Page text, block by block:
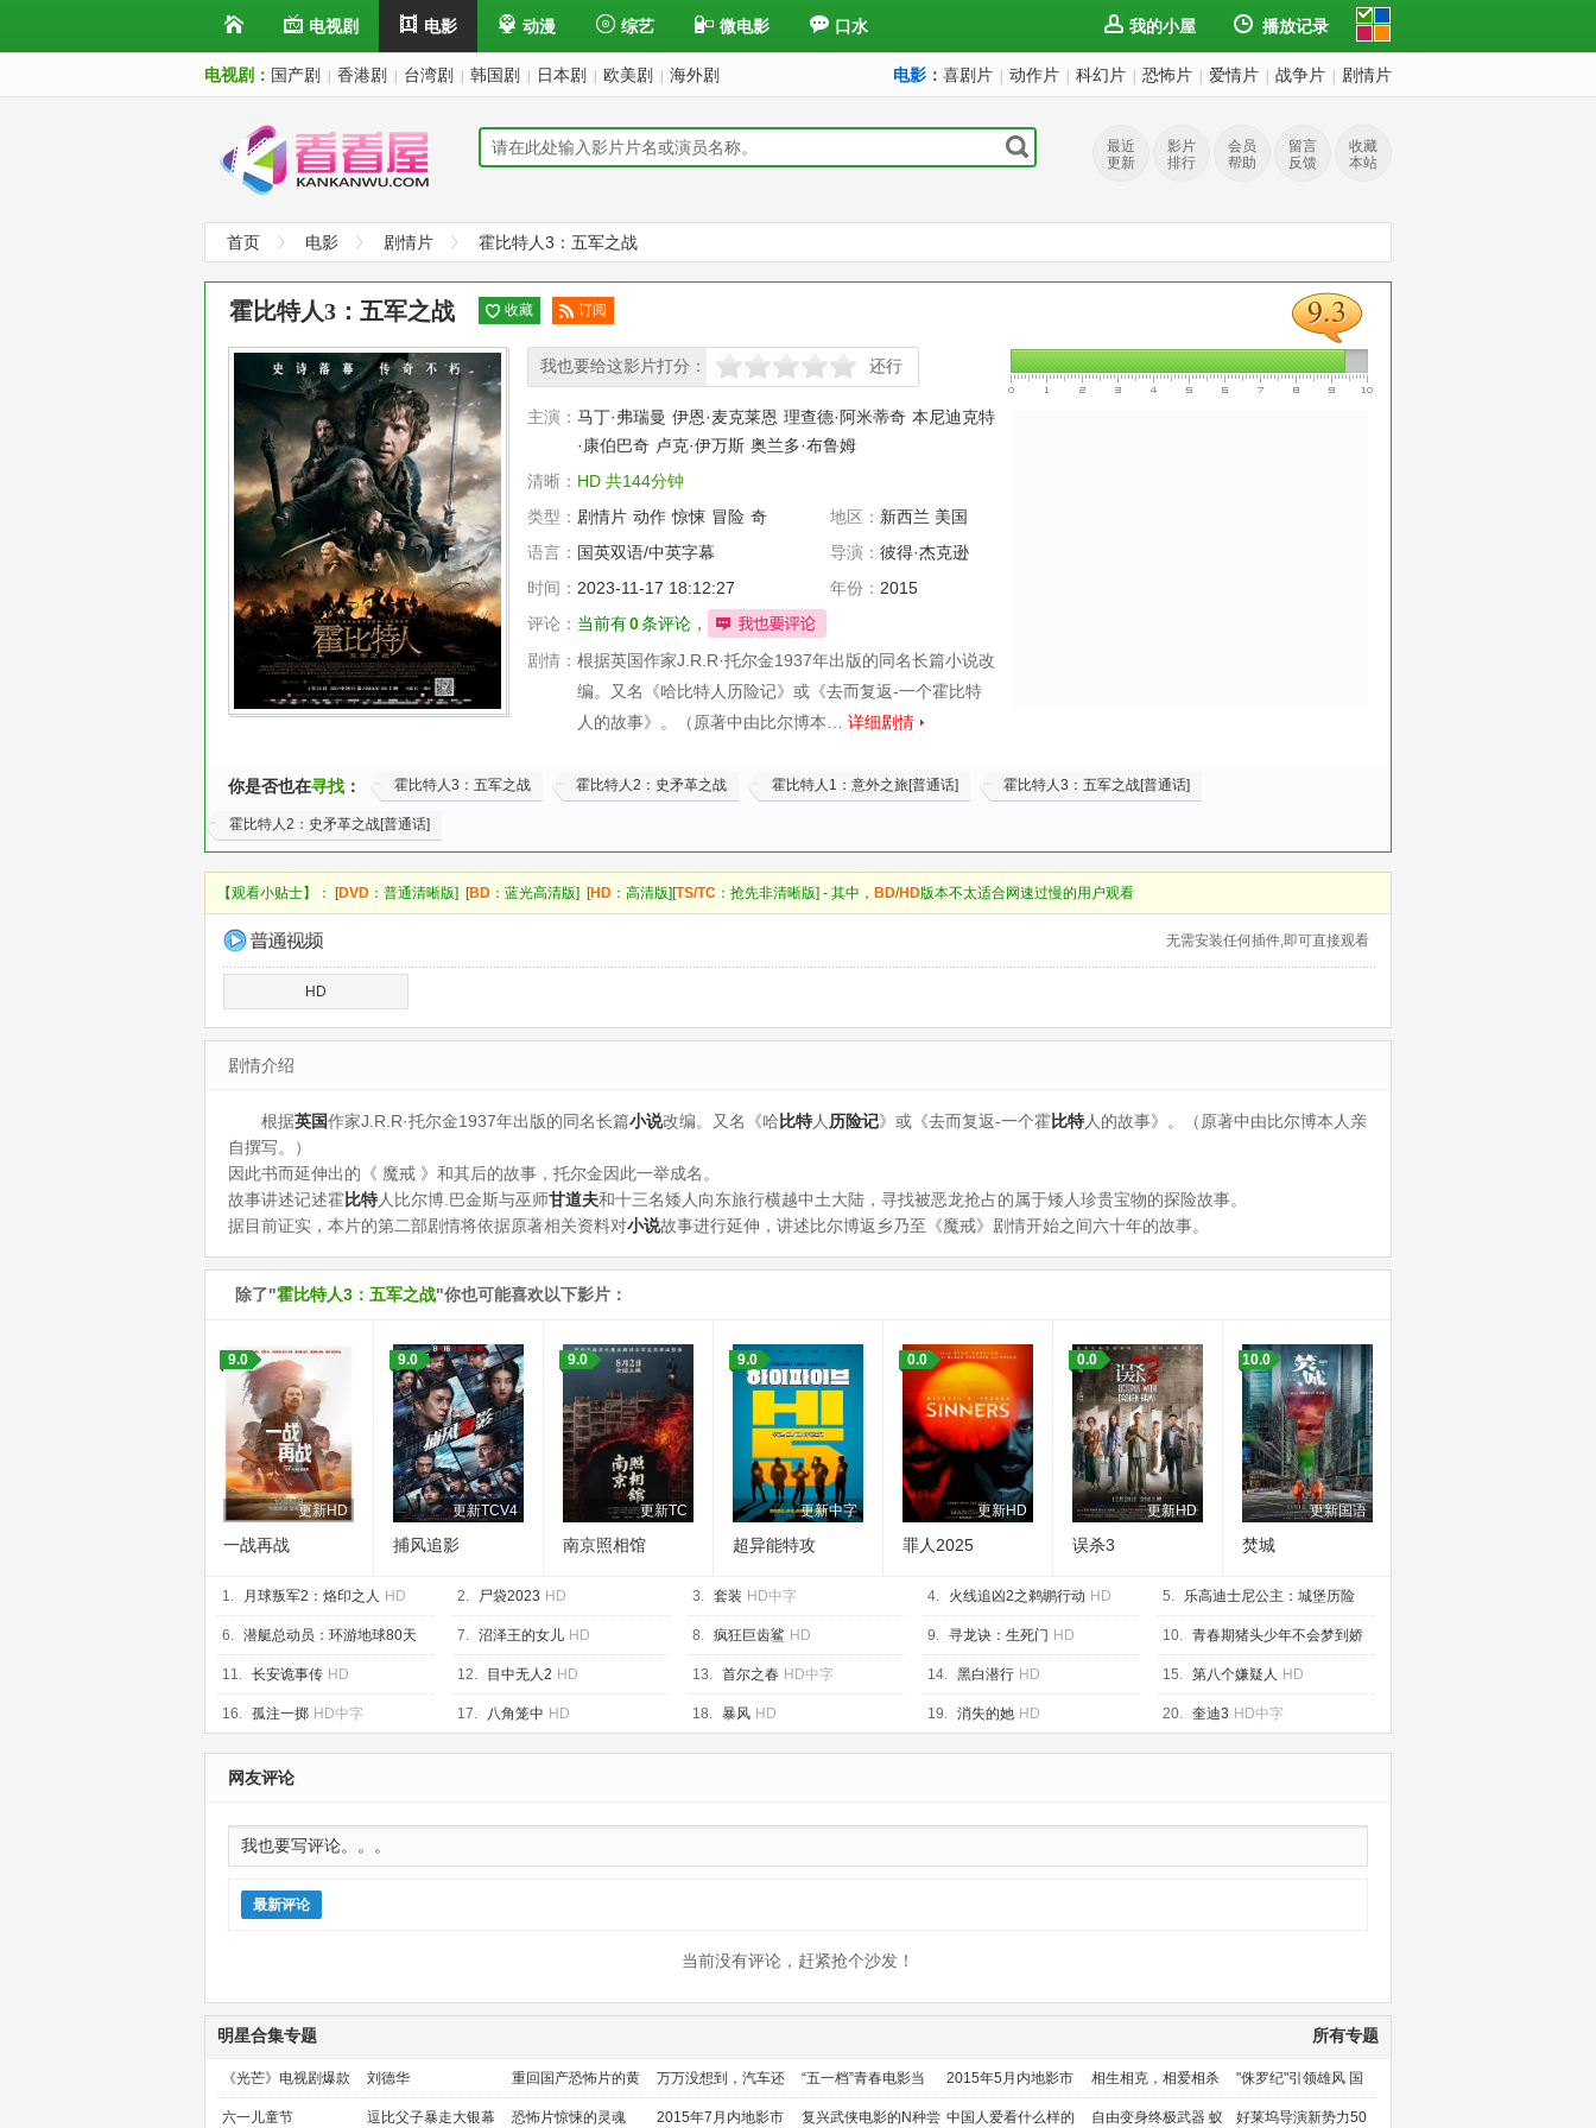
电视剧 电影 动漫 综艺 微电影 口水 我的小屋 播放记录
电视剧： 国产剧 香港剧 台湾剧 韩国剧 日本剧 欧美剧 海外剧 电影： 喜剧片 动作片 科幻片 恐怖片 爱情片 战争片 剧情片
最近
更新
影片
排行
会员
帮助
留言
反馈
收藏
本站
首页 电影 剧情片
霍比特人3：五军之战
9.3
9.3
霍比特人3：五军之战 收藏
订阅
阅
我也要给这影片打分：
很差较差 还行推荐 力荐 还行
主演： 马丁·弗瑞曼 伊恩·麦克莱恩 理查德·阿米蒂奇 本尼迪克特
·康伯巴奇 卢克·伊万斯 奥兰多·布鲁姆
清晰： HD 共144分钟
类型： 剧情片 动作 惊悚 冒险 奇
幻
地区： 新西兰 美国
语言： 国英双语/中英字幕 导演： 彼得·杰克逊
时间： 2023-11-17 18:12:27 年份： 2015
评论： 当前有0条评论，
剧情： 根据英国作家J.R.R·托尔金1937年出版的同名长篇小说改
编。又名《哈比特人历险记》或《去而复返-一个霍比特
人的故事》。（原著中由比尔博本… 详细剧情
你是否也在寻找 ： 霍比特人3：五军之战 霍比特人2：史矛革之战 霍比特人1：意外之旅[普通话] 霍比特人3：五军之战[普通话]
霍比特人2：史矛革之战[普通话]
【观看小贴士】： [DVD ：普通清晰版] [BD ：蓝光高清版] [HD ：高清版][TS/TC ：抢先非清晰版] - 其中， BD/HD版本不太适合网速过慢的用户观看
无需安装任何插件,即可直接观看
HD
剧情介绍
根据英国作家J.R.R·托尔金1937年出版的同名长篇小说改编。又名《哈 比特人 历险记》或《去而复返-一个霍比特人的故事》。（原著中由比尔博本人亲
自撰写。）
因此书而延伸出的《 魔戒 》和其后的故事，托尔金因此一举成名。
故事讲述记述霍比特人比尔博.巴金斯与巫师甘道夫和十三名矮人向东旅行横越中土大陆，寻找被恶龙抢占的属于矮人珍贵宝物的探险故事。
据目前证实，本片的第二部剧情将依据原著相关资料对小说故事进行延伸，讲述比尔博返乡乃至《魔戒》剧情开始之间六十年的故事。
除了"霍比特人3：五军之战"你也可能喜欢以下影片：
更新HD
9.0
一战再战
更新TCV4
9.0
捕风追影
更新TC
9.0
南京照相馆
更新中字
9.0
超异能特攻
更新HD
0.0
罪人2025
更新HD
0.0
误杀3
更新国语
10.0
焚城
1. 月球叛军2：烙印之人 HD 2. 尸袋2023 HD 3. 套装 HD中字 4. 火线追凶2之鹈鹕行动 HD 5. 乐高迪士尼公主：城堡历险
HD
6. 潜艇总动员：环游地球80天
HD
7. 沼泽王的女儿 HD 8. 疯狂巨齿鲨 HD 9. 寻龙诀：生死门 HD 10. 青春期猪头少年不会梦到娇
怜外出妹 HD
11. 长安诡事传 HD 12. 目中无人2 HD 13. 首尔之春 HD中字 14. 黑白潜行 HD 15. 第八个嫌疑人 HD
16. 孤注一掷 HD中字 17. 八角笼中 HD 18. 暴风 HD 19. 消失的她 HD 20. 奎迪3 HD中字
网友评论
最新评论
当前没有评论，赶紧抢个沙发！
所有专题
明星合集专题
《光芒》电视剧爆款
预定！
刘德华 重回国产恐怖片的黄
金时代
万万没想到，汽车还
能干这个？
“五一档”青春电影当
道
2015年5月内地影市
前瞻
相生相克，相爱相杀 "侏罗纪"引领雄风 国
产片下旬逆袭
六一儿童节 逗比父子暴走大银幕 恐怖片惊悚的灵魂 2015年7月内地影市 复兴武侠电影的N种尝 中国人爱看什么样的 自由变身终极武器 蚁 好莱坞导演新势力50